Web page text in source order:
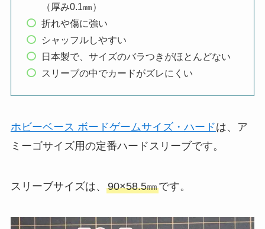
（厚み0.1㎜）
折れや傷に強い
シャッフルしやすい
日本製で、サイズのバラつきがほとんどない
スリーブの中でカードがズレにくい
ホビーベース ボードゲームサイズ・ハードは、ア
ミーゴサイズ用の定番ハードスリーブです。
スリーブサイズは、 90×58.5㎜です。